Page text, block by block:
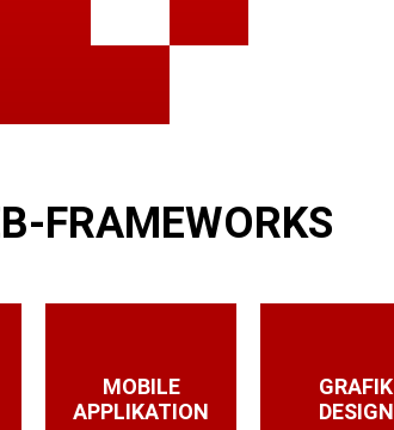
FRAMEWORKS
MOBILE
APPLIKATION
GRAFIK
DESIGN